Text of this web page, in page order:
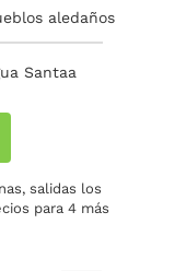
aledaños
Santaa
salidas los
para 4 más